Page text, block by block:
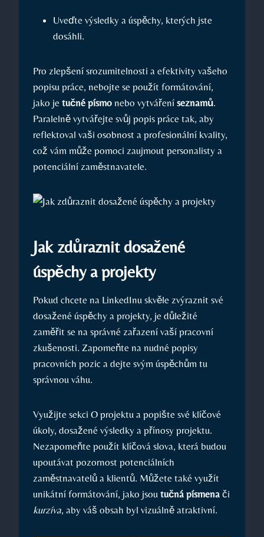
Uveďte výsledky a úspěchy, ‌kterých ​jste
dosáhli.
Pro zlepšení srozumitelnosti a⁢ efektivity ⁢vašeho
popisu práce, ‌nebojte se použít formátování,
⁣jako je‌ tučné písmo ⁤nebo ⁣vytváření seznamů.
Paralelně vytvářejte svůj ⁣popis‌ práce tak, aby‍
reflektoval‍ vaši ⁤osobnost a ⁣profesionální kvality,
což vám může pomoci zaujmout personalisty a
potenciální ⁤zaměstnavatele.
Jak ‌zdůraznit dosažené
úspěchy⁣ a projekty
Pokud chcete na LinkedInu skvěle zvýraznit své
dosažené⁤ úspěchy a projekty, je ⁢důležité
⁣zaměřit ⁤se na správné zařazení vaší pracovní
zkušenosti. Zapomeňte na nudné popisy
pracovních pozic a dejte svým úspěchům tu
správnou váhu.
Využijte sekci O projektu a popište své ⁢klíčové
‌úkoly, dosažené výsledky a přínosy projektu.‌
Nezapomeňte použít klíčová slova,​ která ‍budou
‌upoutávat pozornost potenciálních
zaměstnavatelů ⁣a klientů. Můžete také​ využít
unikátní formátování, jako jsou tučná⁢ písmena či
kurzíva, aby váš obsah byl vizuálně atraktivní.